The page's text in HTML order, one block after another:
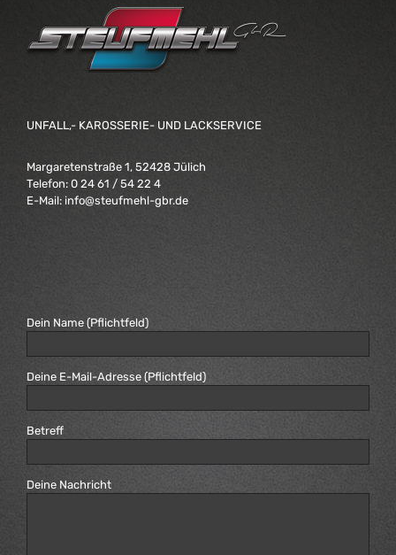
UNFALL,- KAROSSERIE- UND LACKSERVICE
Margaretenstraße 1, 52428 Jülich
Telefon: 0 24 61 / 54 22 4
E-Mail: info@steufmehl-gbr.de
Dein Name (Pflichtfeld)
Deine E-Mail-Adresse (Pflichtfeld)
Betreff
Deine Nachricht